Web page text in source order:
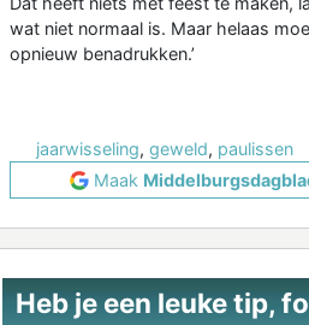
wat niet normaal is. Maar helaas
opnieuw benadrukken.’
jaarwisseling, geweld, paulissen
Maak
Heb je een leuke tip,